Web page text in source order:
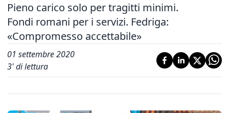
Pieno carico solo per tragitti minimi.
Fondi romani per i servizi. Fedriga:
«Compromesso accettabile»
01 settembre 2020
3' di lettura